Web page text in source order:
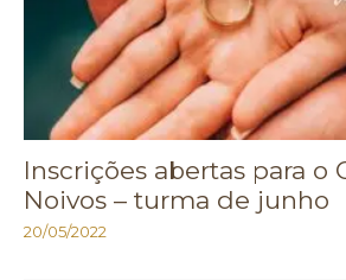
Inscrições abertas para o
Noivos – turma de junho
20/05/2022